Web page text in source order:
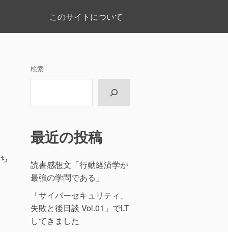
このサイトについて
検索
最近の投稿
読書感想文「行動経済学が
最強の学問である」
「サイバーセキュリティ、
失敗と後日談 Vol.01」でLT
してきました